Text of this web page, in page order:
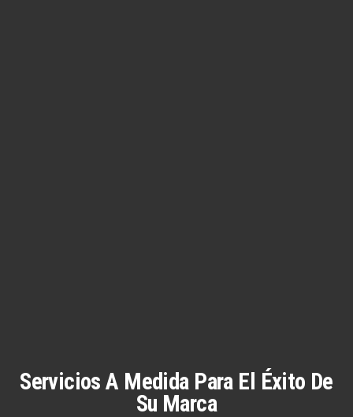
Servicios A Medida Para El Éxito De
Su Marca